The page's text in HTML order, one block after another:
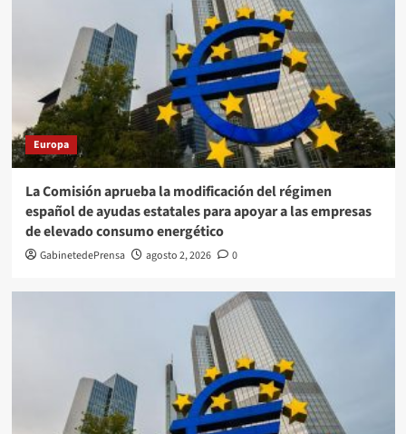
Europa
La Comisión aprueba la modificación del régimen
español de ayudas estatales para apoyar a las empresas
de elevado consumo energético
GabinetedePrensa agosto 2, 2026 0